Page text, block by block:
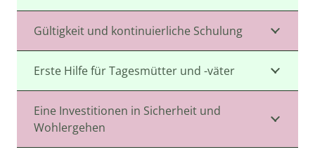
Gültigkeit und kontinuierliche Schulung
Erste Hilfe für Tagesmütter und -väter
Eine Investitionen in Sicherheit und
Wohlergehen